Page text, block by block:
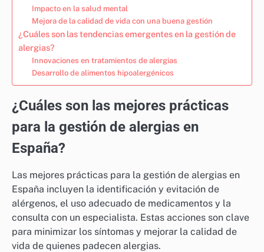
Impacto en la salud mental
Mejora de la calidad de vida con una buena gestión
¿Cuáles son las tendencias emergentes en la gestión de
alergias?
Innovaciones en tratamientos de alergias
Desarrollo de alimentos hipoalergénicos
¿Cuáles son las mejores prácticas
para la gestión de alergias en
España?
Las mejores prácticas para la gestión de alergias en
España incluyen la identificación y evitación de
alérgenos, el uso adecuado de medicamentos y la
consulta con un especialista. Estas acciones son clave
para minimizar los síntomas y mejorar la calidad de
vida de quienes padecen alergias.